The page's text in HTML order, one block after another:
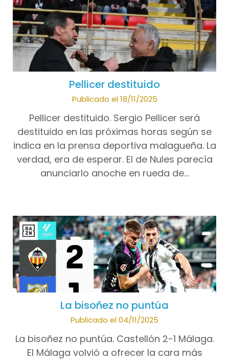
Pellicer destituido
Publicado el 18/11/2025
Pellicer destituido. Sergio Pellicer será
destituido en las próximas horas según se
indica en la prensa deportiva malagueña. La
verdad, era de esperar. El de Nules parecía
anunciarlo anoche en rueda de…
La bisoñez no puntúa
Publicado el 04/11/2025
La bisoñez no puntúa. Castellón 2-1 Málaga.
El Málaga volvió a ofrecer la cara más